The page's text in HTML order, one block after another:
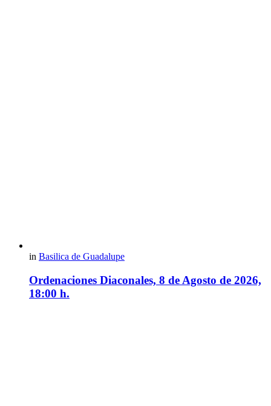
in Basilica de Guadalupe
Ordenaciones Diaconales, 8 de Agosto de 2026,
18:00 h.